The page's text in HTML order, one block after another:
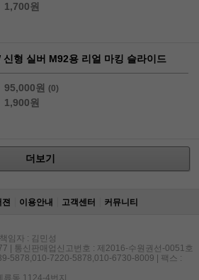
1,700원
신형 실버 M92용 리얼 마킹 슬라이드
95,000원 (0)
1,900원
더보기
젼 이용안내 고객센터 커뮤니티
임자 : 김민성
| 통신판매업신고번호 : 제2016-수원권선-0051호
5878,010-7220-5878,010-6730-8009 | 팩스 :
류동 1124-4번지